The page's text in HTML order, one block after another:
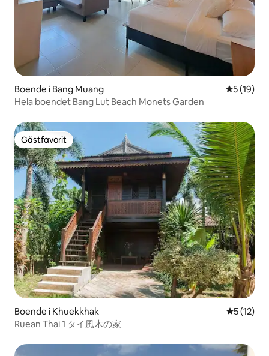
Boende i Bang Muang 5 av 5 i
5 (19)
Hela boendet Bang Lut Beach Monets Garden
Gästfavorit
Gästfavorit
Boende i Khuekkhak 5 av 5 i
5 (12)
Ruean Thai 1 タイ風木の家